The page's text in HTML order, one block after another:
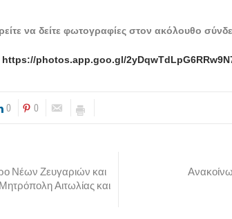
να δείτε φωτογραφίες στον ακόλουθο
https://photos.app.goo.gl/
0 0
Νέων Ζευγαριών και
Αιτωλίας και